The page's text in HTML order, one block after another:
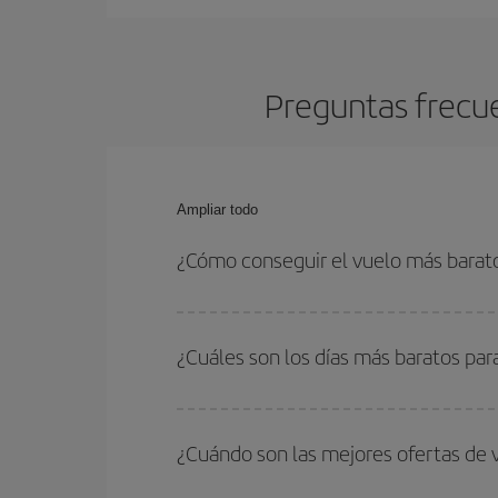
Preguntas
Ampliar todo
¿Cómo conseguir el vuelo más
fechas y horarios de ida y vuelta.
¿Cuáles son los días más baratos
quieres ir y en qué fechas habías pensado
para que puedas encontrar la mejor oferta.
¿Cuándo son las mejores ofertas de